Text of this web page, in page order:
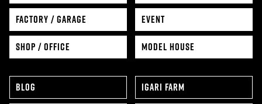
FACTORY / GARAGE
EVENT
SHOP / OFFICE
MODEL HOUSE
BLOG
IGARI FARM